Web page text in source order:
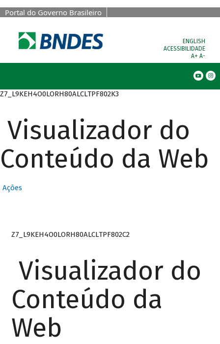
Portal do Governo Brasileiro
ENGLISH
ACESSIBILIDADE
A+ A-
Z7_L9KEH4O0LORH80ALCLTPF802K3
Visualizador do
Conteúdo da Web
Ações
Z7_L9KEH4O0LORH80ALCLTPF802C2
Visualizador do
Conteúdo da
Web